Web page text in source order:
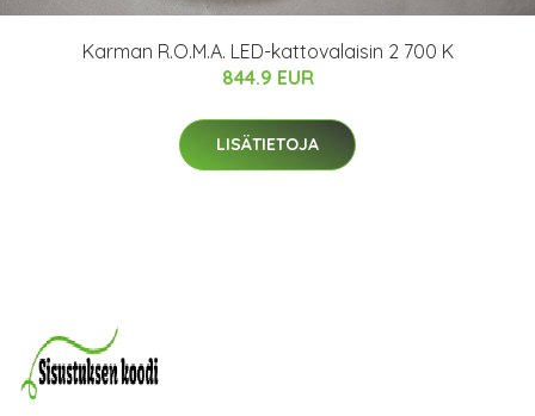
Karman R.O.M.A. LED-kattovalaisin 2 700 K
844.9 EUR
LISÄTIETOJA